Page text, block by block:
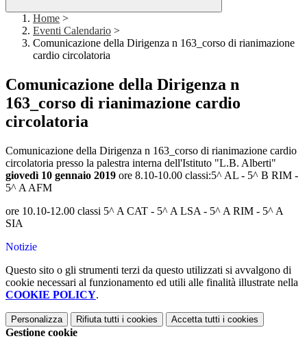
Home >
Eventi Calendario >
Comunicazione della Dirigenza n 163_corso di rianimazione
cardio circolatoria
Comunicazione della Dirigenza n
163_corso di rianimazione cardio
circolatoria
Comunicazione della Dirigenza n 163_corso di rianimazione cardio
circolatoria presso la palestra interna dell'Istituto "L.B. Alberti"
giovedì 10 gennaio 2019 ore 8.10-10.00 classi:5^ AL - 5^ B RIM -
5^ A AFM
ore 10.10-12.00 classi 5^ A CAT - 5^ A LSA - 5^ A RIM - 5^ A
SIA
Notizie
Questo sito o gli strumenti terzi da questo utilizzati si avvalgono di
cookie necessari al funzionamento ed utili alle finalità illustrate nella
COOKIE POLICY.
Personalizza Rifiuta tutti i cookies Accetta tutti i cookies
Gestione cookie